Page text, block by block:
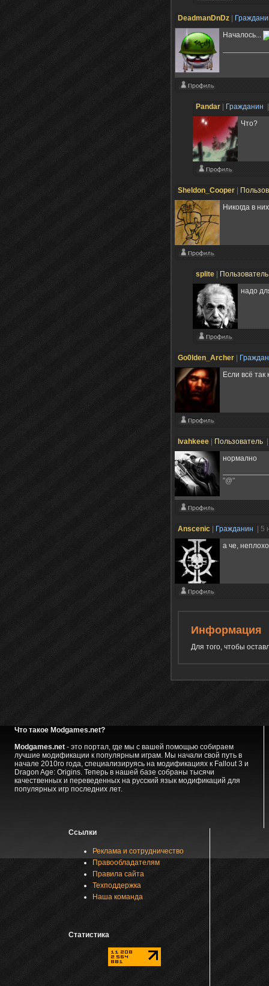
DeadmanDnDz
Началось...
Pandar Гражданин
Что?
Sheldon_Cooper
Никогда в
splite
надо
Go0lden_Archer
Если всё
Ivahkeee Пользователь
нормално
"@"
Anscenic Гражданин
| 5
а че, неплохо
Информация
Для того, чтобы
Что такое Modgames.net?
Modgames.net- это портал, где мы с вашей помощью собираем
лучшие модификации к популярным играм. Мы начали свой путь в
начале 2010го года, специализируясь на модификациях к Fallout 3 и
Dragon Age: Origins. Теперь в нашей базе собраны тысячи
качественных и переведенных на русский язык модификаций для
популярных игр последних лет.
Ссылки
Реклама и сотрудничество
Правообладателям
Правила сайта
Техподдержка
Наша команда
Статистика